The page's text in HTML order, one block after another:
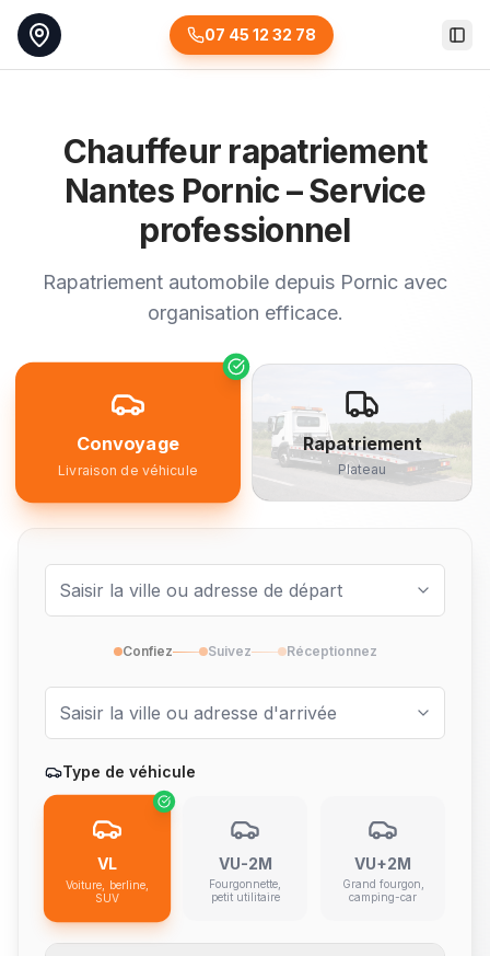
07 45 12 32 78
Chauffeur rapatriement
Nantes Pornic – Service
professionnel
Rapatriement automobile depuis Pornic avec
organisation efficace.
Convoyage
Livraison de véhicule
Rapatriement
Plateau
Confiez Suivez Réceptionnez
Type de véhicule
VL
Voiture, berline,
SUV
VU-2M
Fourgonnette,
petit utilitaire
VU+2M
Grand fourgon,
camping-car